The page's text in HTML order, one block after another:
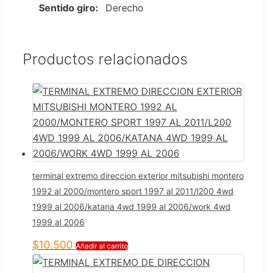
Sentido giro:
Derecho
Productos relacionados
terminal extremo direccion exterior mitsubishi montero
1992 al 2000/montero sport 1997 al 2011/l200 4wd
1999 al 2006/katana 4wd 1999 al 2006/work 4wd
1999 al 2006
$10.500 Añadir al carrito